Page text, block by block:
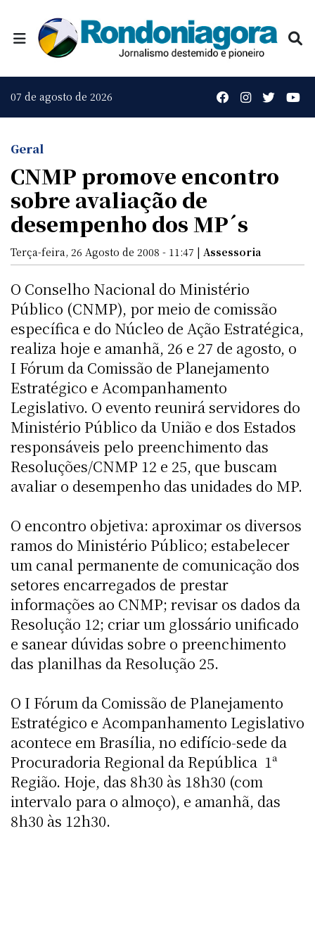
07 de agosto de 2026
Geral
CNMP promove encontro
sobre avaliação de
desempenho dos MP´s
Terça-feira, 26 Agosto de 2008 - 11:47 | Assessoria
O Conselho Nacional do Ministério
Público (CNMP), por meio de comissão
específica e do Núcleo de Ação Estratégica,
realiza hoje e amanhã, 26 e 27 de agosto, o
I Fórum da Comissão de Planejamento
Estratégico e Acompanhamento
Legislativo. O evento reunirá servidores do
Ministério Público da União e dos Estados
responsáveis pelo preenchimento das
Resoluções/CNMP 12 e 25, que buscam
avaliar o desempenho das unidades do MP.
O encontro objetiva: aproximar os diversos
ramos do Ministério Público; estabelecer
um canal permanente de comunicação dos
setores encarregados de prestar
informações ao CNMP; revisar os dados da
Resolução 12; criar um glossário unificado
e sanear dúvidas sobre o preenchimento
das planilhas da Resolução 25.
O I Fórum da Comissão de Planejamento
Estratégico e Acompanhamento Legislativo
acontece em Brasília, no edifício-sede da
Procuradoria Regional da República  1ª
Região. Hoje, das 8h30 às 18h30 (com
intervalo para o almoço), e amanhã, das
8h30 às 12h30.